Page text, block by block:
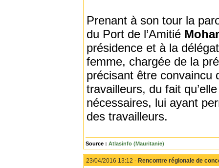
Prenant à son tour la
du Port de l’Amitié
présidence et à la
femme, chargée de la
précisant être convaincu
travailleurs, du fait
nécessaires, lui ayant
des travailleurs.
Source : Atlasinfo (Mauritanie)
23/04/2016 13:12 - Rencontre régionale de